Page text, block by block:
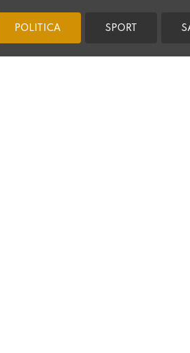
POLITICA SPORT